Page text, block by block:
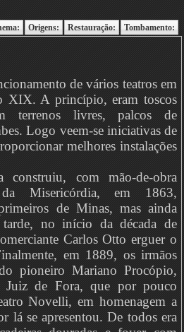
Origens: Restauração: Tombamento:
de vários teatros em
XIX. A princípio, eram toscos
terrenos livres, palcos de
Logo veem-se iniciativas de
melhores instalações
com mão-de-obra
Misericórdia, em 1863,
de Minas, mas ainda
no início da década de
Carlos Otto erguer o
em 1889, os irmãos
pioneiro Mariano Procópio,
Juiz de Fora, que por pouco
Novelli, em homenagem a
lá se apresentou. De todos era